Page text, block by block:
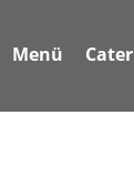
Menü